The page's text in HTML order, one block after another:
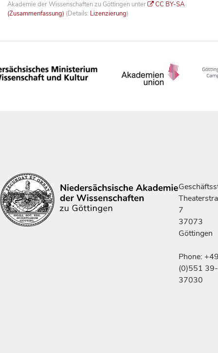
Akademie der Wissenschaften zu Göttingen unter
CC BY-SA
(Zusammenfassung) (Details: Lizenzierung)
7
37073
Göttingen
Phone:
(0)551 39-
37030